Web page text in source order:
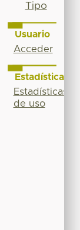
Tipo
Usuario
Acceder
Estadísticas
Estadísticas
de uso